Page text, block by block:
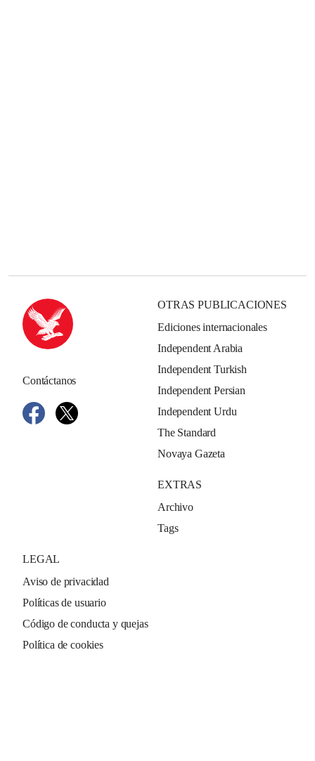
Contáctanos
OTRAS PUBLICACIONES
Ediciones internacionales
Independent Arabia
Independent Turkish
Independent Persian
Independent Urdu
The Standard
Novaya Gazeta
EXTRAS
Archivo
Tags
LEGAL
Aviso de privacidad
Políticas de usuario
Código de conducta y quejas
Política de cookies